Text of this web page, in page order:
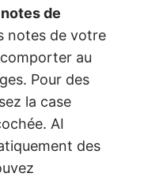
de
notes de votre
au
Pour des
la case
AI
des